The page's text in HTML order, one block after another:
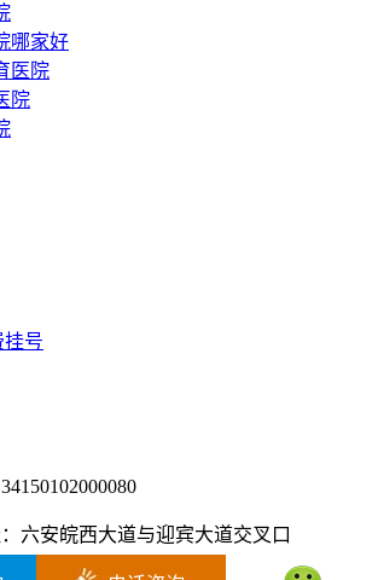
哪家好
医院
院
挂号
六安皖西大道与迎宾大道交叉口